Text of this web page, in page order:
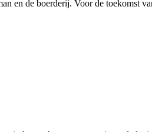
en de boerderij. Voor de toekomst